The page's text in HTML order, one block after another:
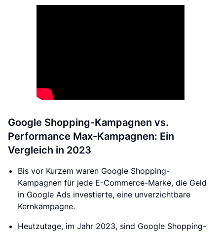
Google Shopping-Kampagnen vs.
Performance Max-Kampagnen: Ein
Vergleich in 2023
Bis vor Kurzem waren Google Shopping-
Kampagnen für jede E-Commerce-Marke, die Geld
in Google Ads investierte, eine unverzichtbare
Kernkampagne.
Heutzutage, im Jahr 2023, sind Google Shopping-